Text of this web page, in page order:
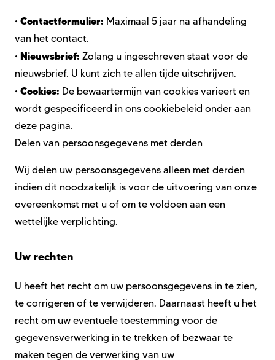
• Contactformulier: Maximaal 5 jaar na afhandeling
van het contact.
• Nieuwsbrief: Zolang u ingeschreven staat voor de
nieuwsbrief. U kunt zich te allen tijde uitschrijven.
• Cookies: De bewaartermijn van cookies varieert en
wordt gespecificeerd in ons cookiebeleid onder aan
deze pagina.
Delen van persoonsgegevens met derden
Wij delen uw persoonsgegevens alleen met derden
indien dit noodzakelijk is voor de uitvoering van onze
overeenkomst met u of om te voldoen aan een
wettelijke verplichting.
Uw rechten
U heeft het recht om uw persoonsgegevens in te zien,
te corrigeren of te verwijderen. Daarnaast heeft u het
recht om uw eventuele toestemming voor de
gegevensverwerking in te trekken of bezwaar te
maken tegen de verwerking van uw